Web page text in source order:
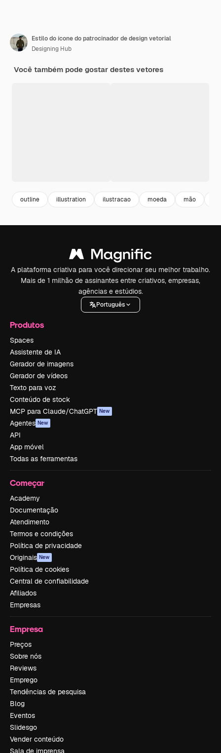
Estilo do ícone do patrocinador de design vetorial
Designing Hub
Você também pode gostar destes vetores
outline illustration ilustracao moeda mão
A plataforma criativa para você direcionar seu melhor trabalho.
Mais de 1 milhão de assinantes entre criativos, empresas,
agências e estúdios.
Português
Produtos
Spaces
Assistente de IA
Gerador de imagens
Gerador de vídeos
Texto para voz
Conteúdo de stock
MCP para Claude/ChatGPT New
Agentes New
API
App móvel
Todas as ferramentas
Começar
Academy
Documentação
Atendimento
Termos e condições
Política de privacidade
Originais New
Política de cookies
Central de confiabilidade
Afiliados
Empresas
Empresa
Preços
Sobre nós
Reviews
Emprego
Tendências de pesquisa
Blog
Eventos
Slidesgo
Vender conteúdo
Sala de imprensa